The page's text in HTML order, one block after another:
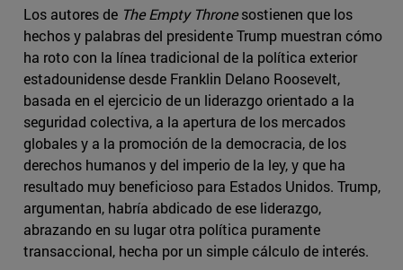
Los autores de The Empty Thronesostienen que los
hechos y palabras del presidente Trump muestran cómo
ha roto con la línea tradicional de la política exterior
estadounidense desde Franklin Delano Roosevelt,
basada en el ejercicio de un liderazgo orientado a la
seguridad colectiva, a la apertura de los mercados
globales y a la promoción de la democracia, de los
derechos humanos y del imperio de la ley, y que ha
resultado muy beneficioso para Estados Unidos. Trump,
argumentan, habría abdicado de ese liderazgo,
abrazando en su lugar otra política puramente
transaccional, hecha por un simple cálculo de interés.